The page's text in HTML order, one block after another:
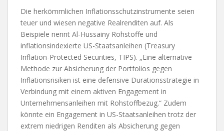
Die herkömmlichen Inflationsschutzinstrumente seien
teuer und wiesen negative Realrenditen auf. Als
Beispiele nennt Al-Hussainy Rohstoffe und
inflationsindexierte US-Staatsanleihen (Treasury
Inflation-Protected Securities, TIPS). „Eine alternative
Methode zur Absicherung der Portfolios gegen
Inflationsrisiken ist eine defensive Durationsstrategie in
Verbindung mit einem aktiven Engagement in
Unternehmensanleihen mit Rohstoffbezug.“ Zudem
könnte ein Engagement in US-Staatsanleihen trotz der
extrem niedrigen Renditen als Absicherung gegen